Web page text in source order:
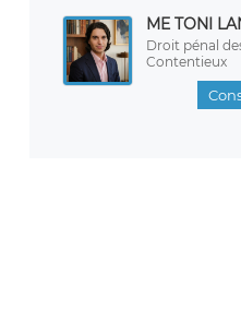
ME TONI
Droit pénal
Contentieux